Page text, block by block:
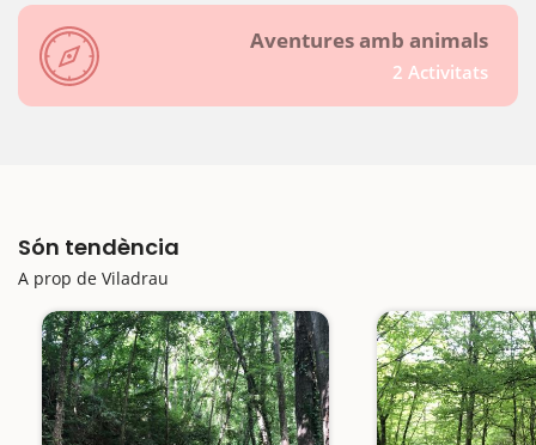
Aventures amb animals
2 Activitats
Són tendència
A prop de Viladrau